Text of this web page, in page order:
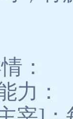
：
力：